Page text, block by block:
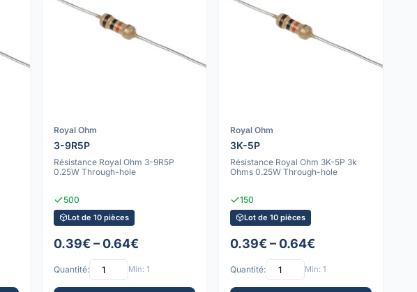
Royal Ohm
3-9R5P
Résistance Royal Ohm 3-9R5P
0.25W Through-hole
500
Lot de 10 pièces
0.39€ – 0.64€
Quantité: Min: 1
Royal Ohm
3K-5P
Résistance Royal Ohm 3K-5P 3k
Ohms 0.25W Through-hole
150
Lot de 10 pièces
0.39€ – 0.64€
Quantité: Min: 1